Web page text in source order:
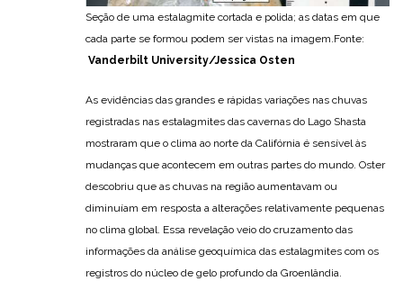
Seção de uma estalagmite cortada e polida; as datas em que
cada parte se formou podem ser vistas na imagem.Fonte:
Vanderbilt University/Jessica Osten
As evidências das grandes e rápidas variações nas chuvas
registradas nas estalagmites das cavernas do Lago Shasta
mostraram que o clima ao norte da Califórnia é sensível às
mudanças que acontecem em outras partes do mundo. Oster
descobriu que as chuvas na região aumentavam ou
diminuíam em resposta a alterações relativamente pequenas
no clima global. Essa revelação veio do cruzamento das
informações da análise geoquímica das estalagmites com os
registros do núcleo de gelo profundo da Groenlândia.